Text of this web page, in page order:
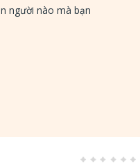
người nào mà bạn